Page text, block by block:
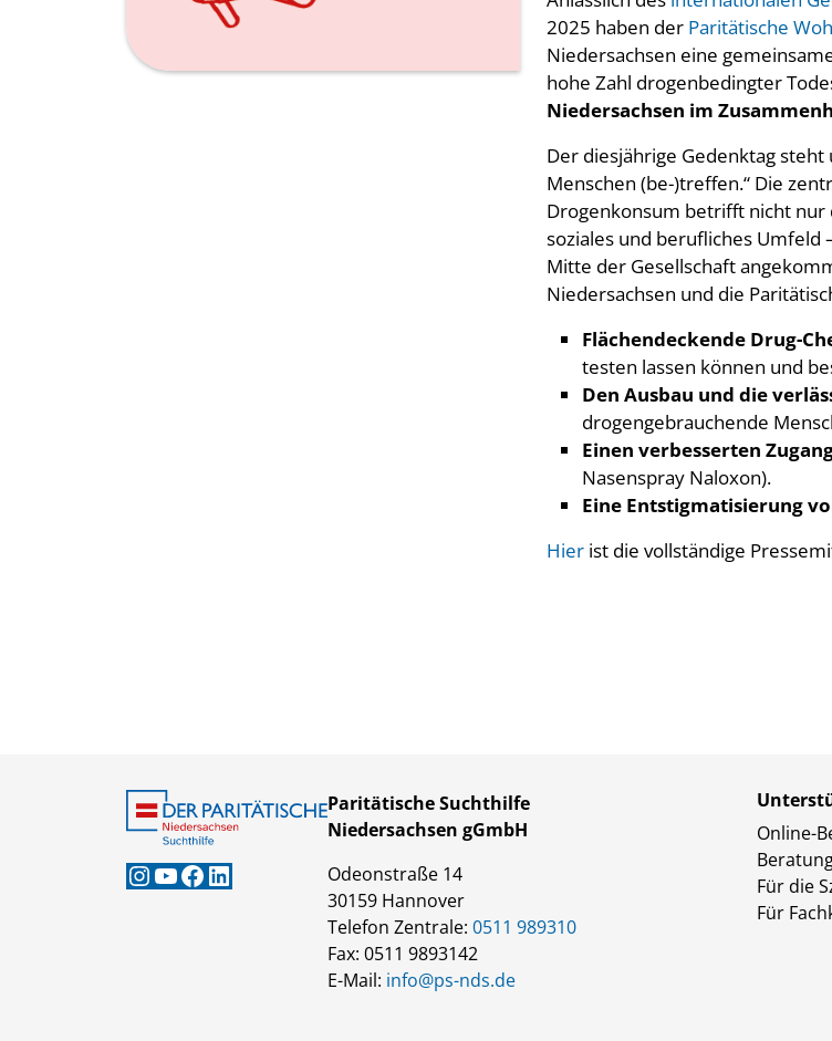
2025 haben der Paritätische
Niedersachsen eine
hohe Zahl drogenbedingter
Niedersachsen im
Der diesjährige Gedenktag
Menschen (be-)treffen.“ Die
Drogenkonsum betrifft nicht nur
soziales und berufliches Umfeld
Mitte der Gesellschaft
Niedersachsen und die
Flächendeckende Drug-
testen lassen können und
Den Ausbau und die
drogengebrauchende
Einen verbesserten
Nasenspray Naloxon).
Eine Entstigmatisierung
Hier ist die vollständige
Instagram
YouTube
Facebook
LinkedIn
Paritätische Suchthilfe
Niedersachsen gGmbH
Odeonstraße 14
30159 Hannover
Telefon Zentrale: 0511 989310
Fax: 0511 9893142
E-Mail: info@ps-nds.de
Online-
Für die
Für